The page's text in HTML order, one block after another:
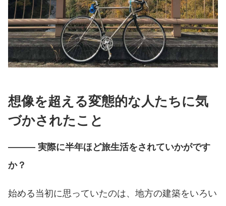
想像を超える変態的な人たちに気
づかされたこと
――― 実際に半年ほど旅生活をされていかがです
か？
始める当初に思っていたのは、地方の建築をいろい